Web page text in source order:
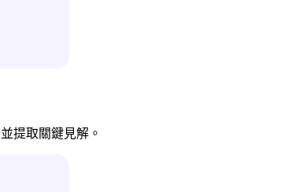
提取關鍵見解。